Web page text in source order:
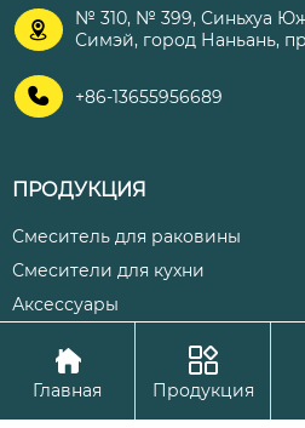

№ 310, № 399, Синьхуа
Симэй, город Наньань,
 +86-13655956689
ПРОДУКЦИЯ
Смеситель для раковины
Смесители для кухни
Аксессуары
Авторское право©ООО Цюаньчжоу
комната

Главная

Продукция